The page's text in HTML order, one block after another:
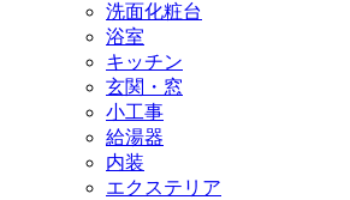
洗面化粧台
浴室
キッチン
玄関・窓
小工事
給湯器
内装
エクステリア